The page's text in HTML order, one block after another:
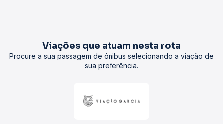
Viações que atuam nesta rota
Procure a sua passagem de ônibus selecionando a viação de
sua preferência.